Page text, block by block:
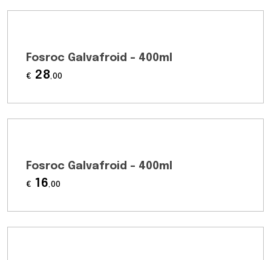
Fosroc Galvafroid – 400ml
€ 28,00
Fosroc Galvafroid – 400ml
€ 16,00